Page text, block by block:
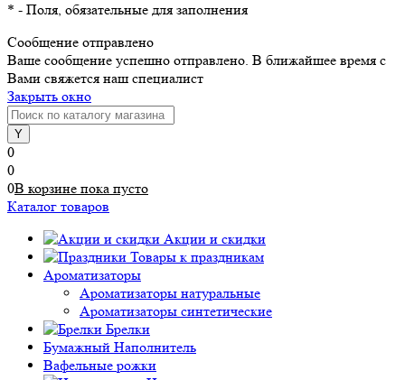
* - Поля, обязательные для заполнения
Сообщение отправлено
Ваше сообщение успешно отправлено. В ближайшее время с
Вами свяжется наш специалист
Закрыть окно
0
0
0В корзине пока пусто
Каталог товаров
Акции и скидки
Товары к праздникам
Ароматизаторы
Ароматизаторы натуральные
Ароматизаторы синтетические
Брелки
Бумажный Наполнитель
Вафельные рожки